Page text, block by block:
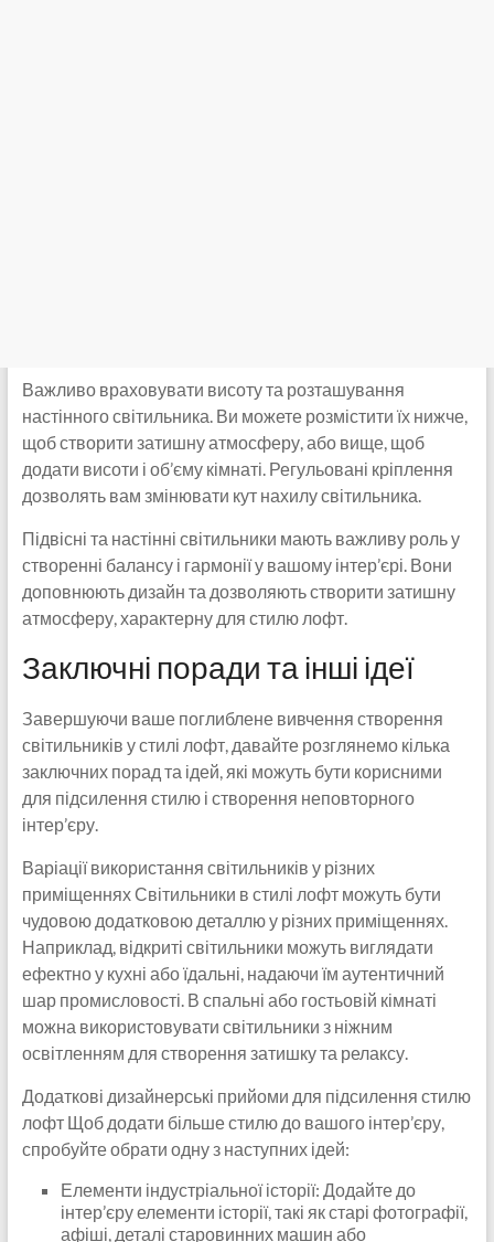
Важливо враховувати висоту та розташування
настінного світильника. Ви можете розмістити їх нижче,
щоб створити затишну атмосферу, або вище, щоб
додати висоти і об’єму кімнаті. Регульовані кріплення
дозволять вам змінювати кут нахилу світильника.
Підвісні та настінні світильники мають важливу роль у
створенні балансу і гармонії у вашому інтер’єрі. Вони
доповнюють дизайн та дозволяють створити затишну
атмосферу, характерну для стилю лофт.
Заключні поради та інші ідеї
Завершуючи ваше поглиблене вивчення створення
світильників у стилі лофт, давайте розглянемо кілька
заключних порад та ідей, які можуть бути корисними
для підсилення стилю і створення неповторного
інтер’єру.
Варіації використання світильників у різних
приміщеннях Світильники в стилі лофт можуть бути
чудовою додатковою деталлю у різних приміщеннях.
Наприклад, відкриті світильники можуть виглядати
ефектно у кухні або їдальні, надаючи їм аутентичний
шар промисловості. В спальні або гостьовій кімнаті
можна використовувати світильники з ніжним
освітленням для створення затишку та релаксу.
Додаткові дизайнерські прийоми для підсилення стилю
лофт Щоб додати більше стилю до вашого інтер’єру,
спробуйте обрати одну з наступних ідей:
Елементи індустріальної історії: Додайте до
інтер’єру елементи історії, такі як старі фотографії,
афіші, деталі старовинних машин або